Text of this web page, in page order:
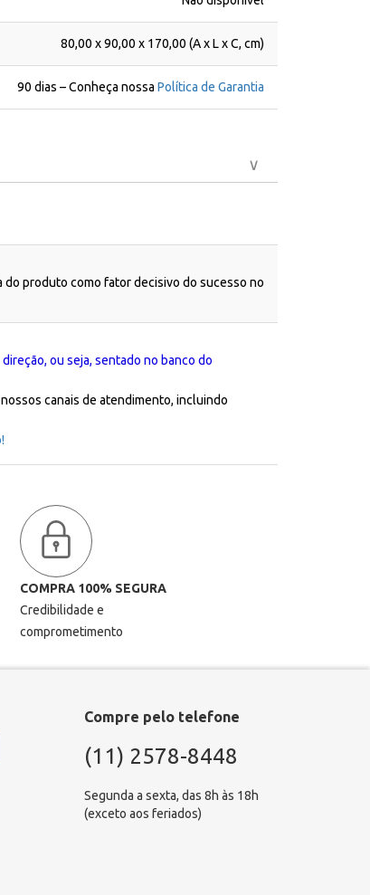
80,00 x 90,00 x 170,00 (A x L x C, cm)
90 dias – Conheça nossa Política de Garantia
produto como fator decisivo do sucesso no
ou seja, sentado no banco do
canais de atendimento, incluindo
COMPRA 100% SEGURA
Credibilidade e
comprometimento
Compre pelo telefone
(11) 2578-8448
Segunda a sexta, das 8h às 18h
(exceto aos feriados)